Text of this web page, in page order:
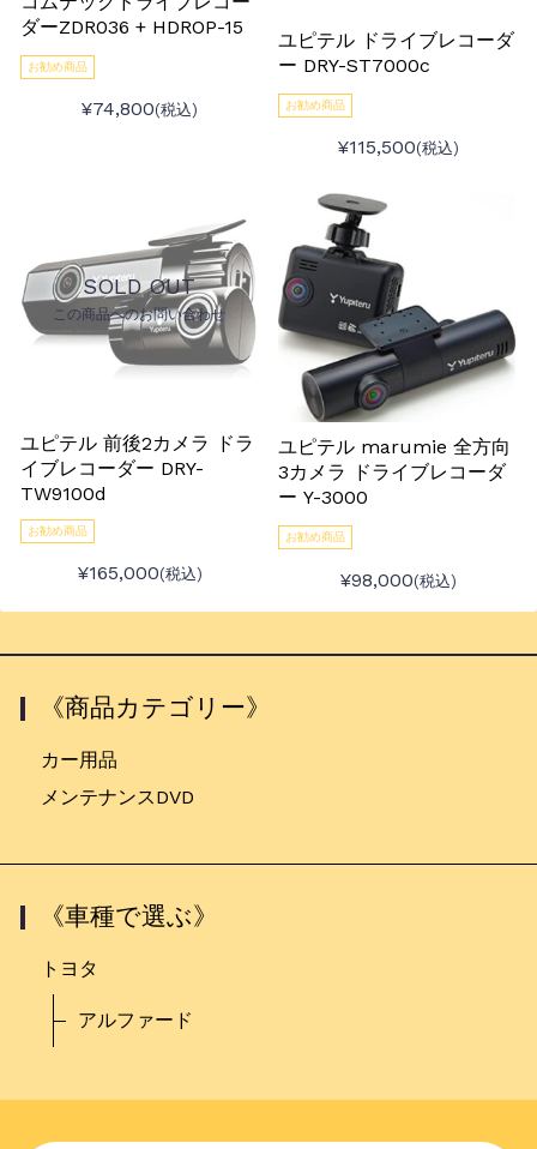
ダーZDR036 + HDROP-15
お勧め商品
¥74,800(税込)
ユピテル ドライブレコーダ
ー DRY-ST7000c
お勧め商品
¥115,500(税込)
SOLD OUT
この商品へのお問い合わせ
ユピテル 前後2カメラ ドラ
イブレコーダー DRY-
TW9100d
お勧め商品
¥165,000(税込)
ユピテル marumie 全方向
3カメラ ドライブレコーダ
ー Y-3000
お勧め商品
¥98,000(税込)
《商品カテゴリー》
カー用品
メンテナンスDVD
《車種で選ぶ》
トヨタ
アルファード